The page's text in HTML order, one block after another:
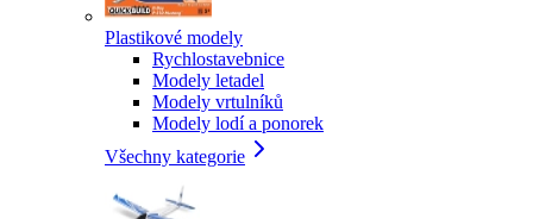
Plastikové modely
Rychlostavebnice
Modely letadel
Modely vrtulníků
Modely lodí a ponorek
Všechny kategorie